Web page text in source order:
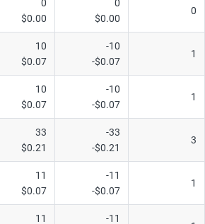
0
$0.00
0
$0.00
0
10
$0.07
-10
-$0.07
1
10
$0.07
-10
-$0.07
1
33
$0.21
-33
-$0.21
3
11
$0.07
-11
-$0.07
1
11 -11